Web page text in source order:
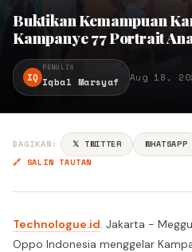
Buktikan Kemampuan
Kampanye 77 Portrait
IQ
PENULIS
Iqbal Marsyaf Aug 18,
BAGIKAN: 𝕏 TWITTER WHATSAPP
🔗 SALIN TAUTAN
Technologue.id. Jakarta -
Oppo Indonesia menggelar